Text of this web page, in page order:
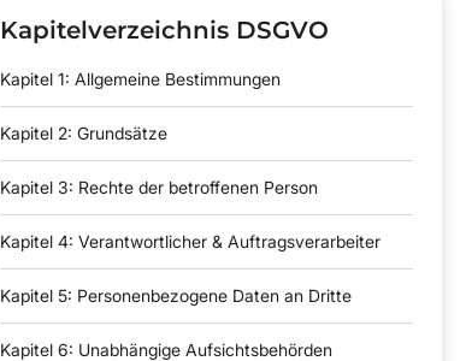
Kapitelverzeichnis DSGVO
Kapitel 1: Allgemeine Bestimmungen
Kapitel 2: Grundsätze
Kapitel 3: Rechte der betroffenen Person
Kapitel 4: Verantwortlicher & Auftragsverarbeiter
Kapitel 5: Personenbezogene Daten an Dritte
Kapitel 6: Unabhängige Aufsichtsbehörden